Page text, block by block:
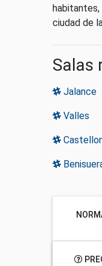
ciudad de
Salas
Jalance
Valles